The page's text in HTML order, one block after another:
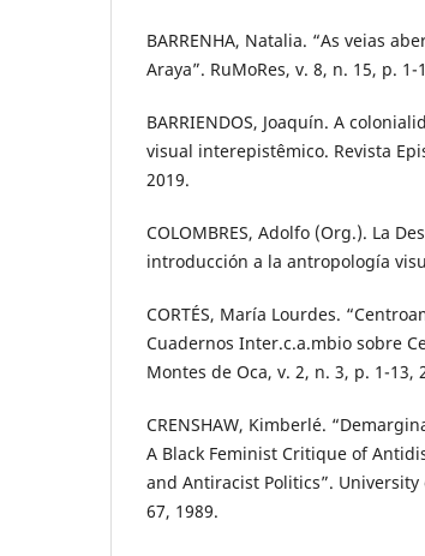
BARRENHA, Natalia. “As veias
Araya”. RuMoRes, v. 8, n. 15, p. 1-
BARRIENDOS, Joaquín. A
visual interepistêmico. Revista
2019.
COLOMBRES, Adolfo (Org.). La
introducción a la antropología
CORTÉS, María Lourdes.
Cuadernos Inter.c.a.mbio sobre
Montes de Oca, v. 2, n. 3, p. 1-13,
CRENSHAW, Kimberlé.
A Black Feminist Critique of
and Antiracist Politics”.
67, 1989.